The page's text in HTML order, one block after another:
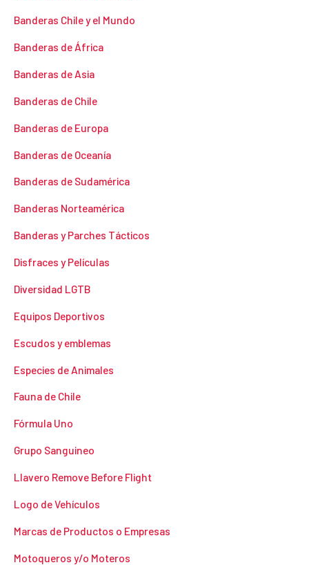
Banderas Chile y el Mundo
Banderas de África
Banderas de Asia
Banderas de Chile
Banderas de Europa
Banderas de Oceanía
Banderas de Sudamérica
Banderas Norteamérica
Banderas y Parches Tácticos
Disfraces y Películas
Diversidad LGTB
Equipos Deportivos
Escudos y emblemas
Especies de Animales
Fauna de Chile
Fórmula Uno
Grupo Sanguineo
Llavero Remove Before Flight
Logo de Vehículos
Marcas de Productos o Empresas
Motoqueros y/o Moteros